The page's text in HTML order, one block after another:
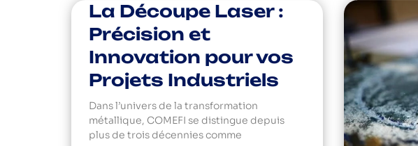
La Découpe Laser :
Précision et
Innovation pour vos
Projets Industriels
Dans l’univers de la transformation
métallique, COMEFI se distingue depuis
plus de trois décennies comme